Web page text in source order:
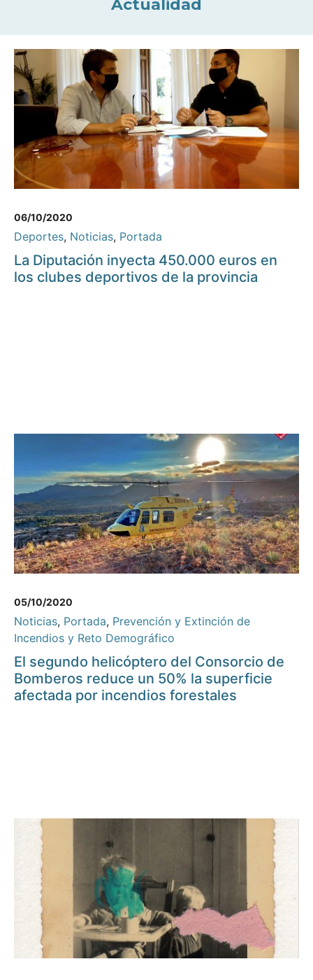
Actualidad
06/10/2020
Deportes, Noticias, Portada
La Diputación inyecta 450.000 euros en
los clubes deportivos de la provincia
05/10/2020
Noticias, Portada, Prevención y Extinción de
Incendios y Reto Demográfico
El segundo helicóptero del Consorcio de
Bomberos reduce un 50% la superficie
afectada por incendios forestales